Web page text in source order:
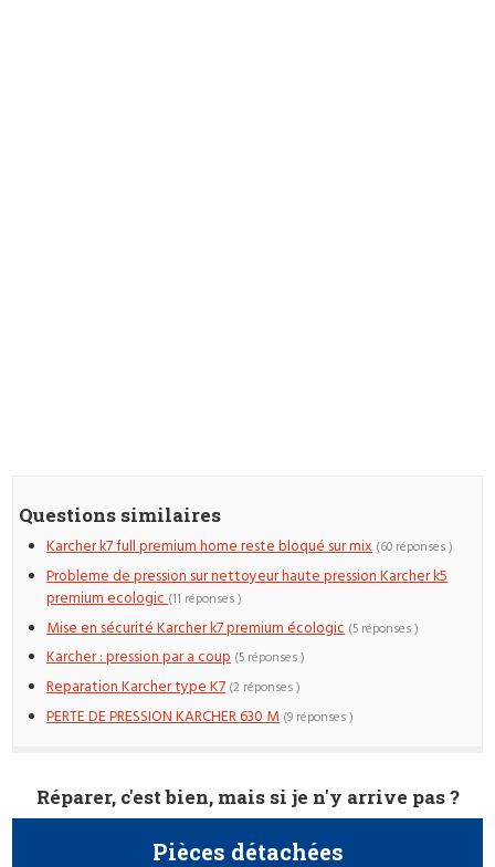
Questions similaires
Karcher k7 full premium home reste bloqué sur mix (60 réponses )
Probleme de pression sur nettoyeur haute pression Karcher k5
premium ecologic(11 réponses )
Mise en sécurité Karcher k7 premium écologic (5 réponses )
Karcher : pression par a coup (5 réponses )
Reparation Karcher type K7 (2 réponses )
PERTE DE PRESSION KARCHER 630 M (9 réponses )
Réparer, c'est bien, mais si je n'y arrive pas ?
Pièces détachées